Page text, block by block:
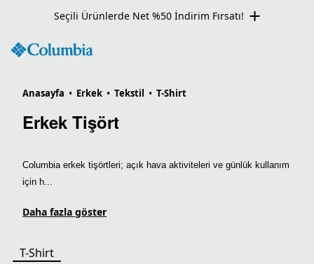
Seçili Ürünlerde Net %50 İndirim Fırsatı!
Anasayfa • Erkek • Tekstil • T-Shirt
Erkek Tişört
Columbia erkek tişörtleri; açık hava aktiviteleri ve günlük kullanım
için h...
Daha fazla göster
T-Shirt